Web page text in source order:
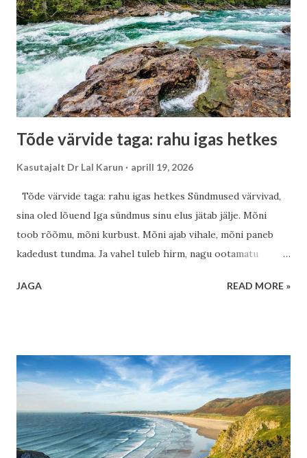
kohustused—kõik on paigas. Aga kas oled märganud, et
isegi hästi korraldatud päev võib jätta tühja tunde? See ei
tule sellest, et midagi on puudu väljast. See tuleb sellest, et
kohalolu on puudu seest. Väike katse Täna, kui jood kohvi
või teed, tee ainult seda. Ära vaata telefoni. Ära mõtle
järgmisele üles...
Tõde värvide taga: rahu igas hetkes
Kasutajalt Dr Lal Karun aprill 19, 2026
Tõde värvide taga: rahu igas hetkes Sündmused värvivad,
sina oled lõuend Iga sündmus sinu elus jätab jälje. Mõni
toob rõõmu, mõni kurbust. Mõni ajab vihale, mõni paneb
kadedust tundma. Ja vahel tuleb hirm, nagu ootamatu
on nagu värvid, mis maalivad sinu teadlikkust. Täna on kõik
muutub väsitavaks. Aga kui sa meenutad, et oled midagi
enamat kui need värvid, siis tekib rahu. Ära usu iga
emotsiooni Eestis ollakse pigem vaoshoitud. Emotsioone ei
näidata alati välja. Aga sees võivad need olla väga tugevad.
Mõnikord usume, et kui tunneme kurbust, siis elu ongi
JAGA READ MORE »